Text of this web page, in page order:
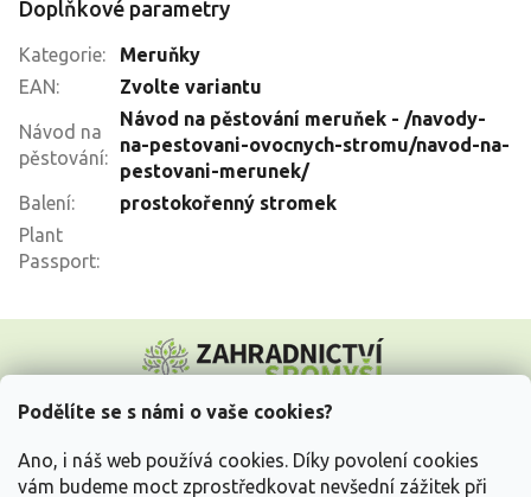
Podělíte se s námi o vaše cookies?
Ano, i náš web používá cookies. Díky povolení cookies
vám budeme moct zprostředkovat nevšední zážitek při
Doplňkové parametry
Kategorie:
Meruňky
EAN: Zvolte variantu
Návod na
pěstování:
Návod na pěstování meruňek - /navody-
na-pestovani-ovocnych-stromu/navod-na-
pestovani-merunek/
Balení:
prostokořenný stromek
Plant
Passport:
p
Vše o nákupu